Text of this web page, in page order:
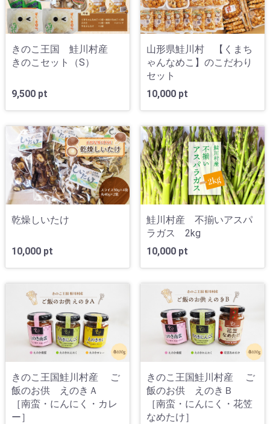
きのこ王国 鮭川村産
きのこセット（S）
9,500 pt
山形県鮭川村 【くまち
ゃんなめこ】のこだわり
セット
10,000 pt
乾燥しいたけ
10,000 pt
鮭川村産 不揃いアスパ
ラガス 2kg
10,000 pt
きのこ王国鮭川村産 ご
飯のお供 えのきＡ
［南蛮・にんにく・カレ
ー］
きのこ王国鮭川村産 ご
飯のお供 えのきＢ
［南蛮・にんにく・花笠
なめたけ］